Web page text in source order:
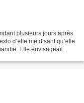
plusieurs jours après
d’elle me disant qu’elle
Elle envisageait